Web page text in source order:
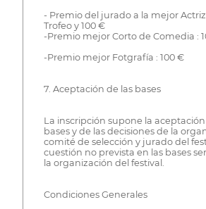
- Premio del jurado a la mejor
Trofeo y 100 €
-Premio mejor Corto de Comedia :
-Premio mejor Fotgrafía : 100 €
7. Aceptación de las bases
La inscripción supone la
bases y de las decisiones de la
comité de selección y jurado del
cuestión no prevista en las bases
la organización del festival.
Condiciones Generales